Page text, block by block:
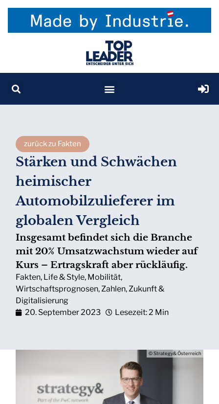
zurück zu Fakten
Stärken und Schwächen
heimischer
Automobilzulieferer im
globalen Vergleich
Insgesamt befindet sich die Branche
mit 20% Umsatzwachstum wieder auf
Kurs – Ertragskraft aber rückläufig.
Fakten, Life & Style, Mobilität,
Wirtschaftsprognosen,Zahlen,Zukunft &
Digitalisierung
20. September 2023
Lesezeit: 2 Min
© Strategy& Österreich